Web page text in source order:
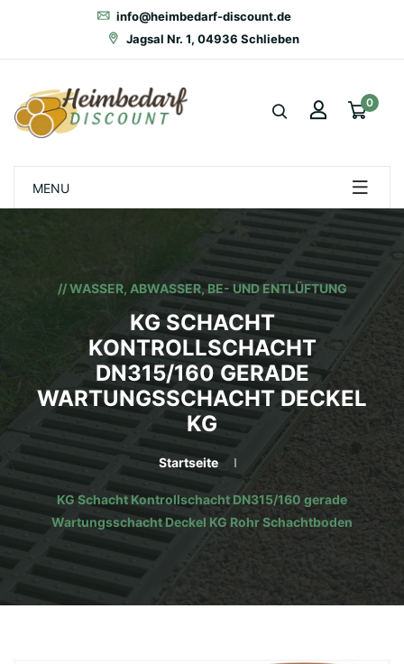
info@heimbedarf-discount.de
Jagsal Nr. 1, 04936 Schlieben
0
MENU
// WASSER, ABWASSER, BE- UND ENTLÜFTUNG
KG SCHACHT
KONTROLLSCHACHT
DN315/160 GERADE
WARTUNGSSCHACHT DECKEL
KG
Startseite
KG Schacht Kontrollschacht DN315/160 gerade
Wartungsschacht Deckel KG Rohr Schachtboden